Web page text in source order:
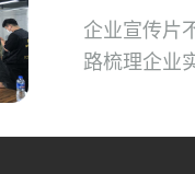
企业宣传片
路梳理企业